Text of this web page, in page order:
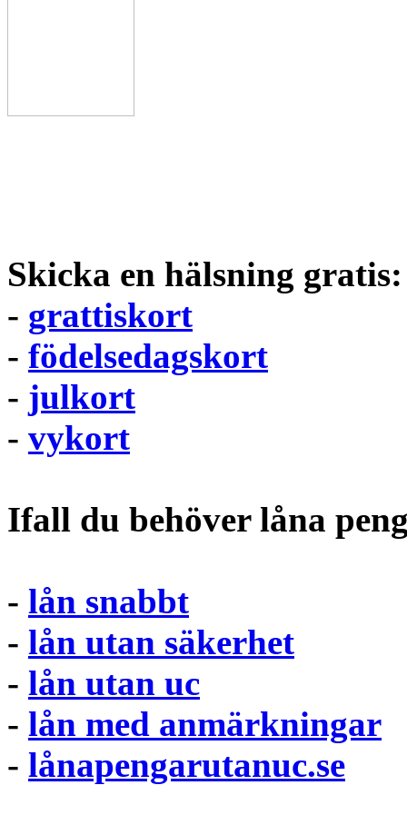
Skicka en hälsning gratis:
- grattiskort
- födelsedagskort
- julkort
- vykort
Ifall du behöver låna
- lån snabbt
- lån utan säkerhet
- lån utan uc
- lån med anmärkningar
- lånapengarutanuc.se